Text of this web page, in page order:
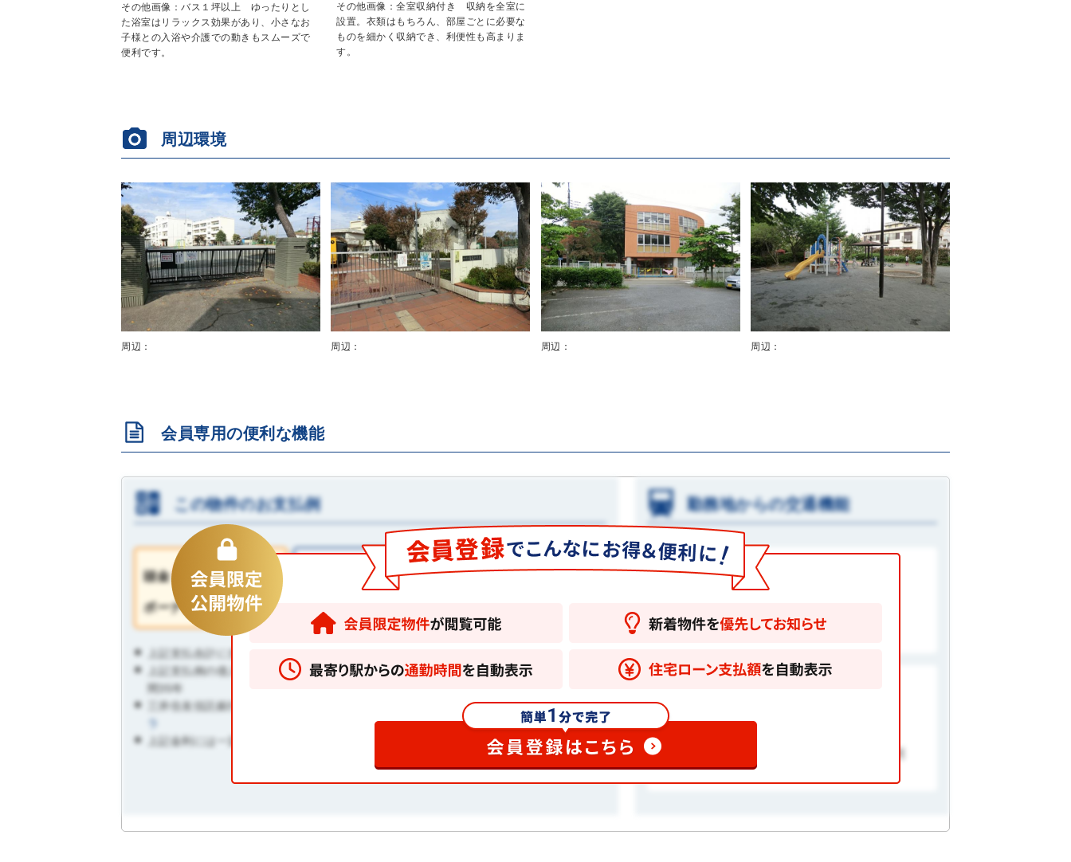
その他画像：バス１坪以上 ゆったりとし
た浴室はリラックス効果があり、小さなお
子様との入浴や介護での動きもスムーズで
便利です。
その他画像：全室収納付き 収納を全室に
設置。衣類はもちろん、部屋ごとに必要な
ものを細かく収納でき、利便性も高まりま
す。
周辺環境
周辺： 周辺： 周辺： 周辺：
会員専用の便利な機能
この物件のお支払例
頭金0 円
ボーナス払い0円 4,780
支払例（月々）
上記支払合計に含まれない月額費用がある場合がございます。
上記支払例の借入条件：変動金利0.445％（2.03％優遇）、借入総額4,780万円、借入期
間35年
三井住友信託銀行「家計応援プラン」ご利用の場合。「家計応援プラン」の詳細はコチ
上記金利には一定の条件が必要になります。
勤務地からの交通機能
ご登録された勤務地「五反田」駅まで
（最寄ＪＲ南武線「小田栄」駅利用）
所要時間
31
（最寄ＪＲ京浜東北・根岸線「川崎」駅利
用）